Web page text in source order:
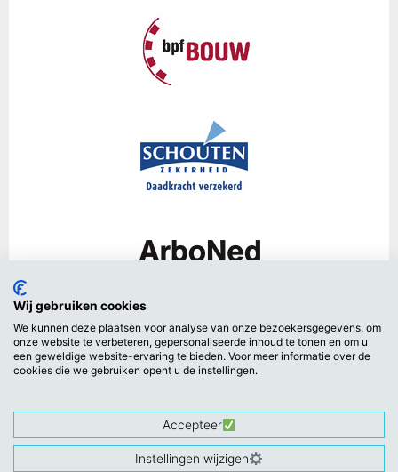
© 2016 VEBIDAK – Brancheorganisatie – adviescentrum
Wij gebruiken cookies
We kunnen deze plaatsen voor analyse van onze bezoekersgegevens, om
onze website te verbeteren, gepersonaliseerde inhoud te tonen en om u
een geweldige website-ervaring te bieden. Voor meer informatie over de
cookies die we gebruiken opent u de instellingen.
Accepteer
Instellingen wijzigen